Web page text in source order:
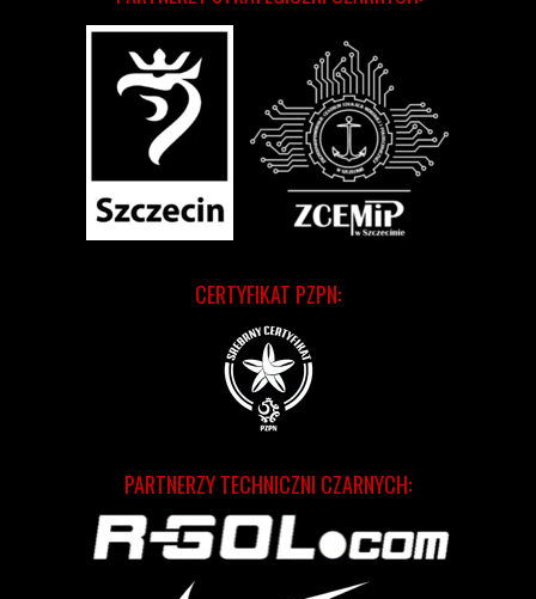
CERTYFIKAT PZPN:
PARTNERZY TECHNICZNI CZARNYCH: